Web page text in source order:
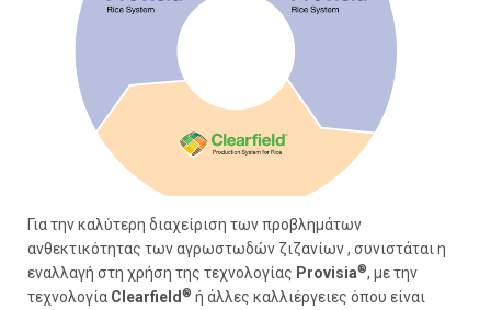
Για την καλύτερη διαχείριση των προβλημάτων
ανθεκτικότητας των αγρωστωδών ζιζανίων , συνιστάται η
εναλλαγή στη χρήση της τεχνολογίας Provisia®, με την
τεχνολογία Clearfield ® ή άλλες καλλιέργειες όπου είναι